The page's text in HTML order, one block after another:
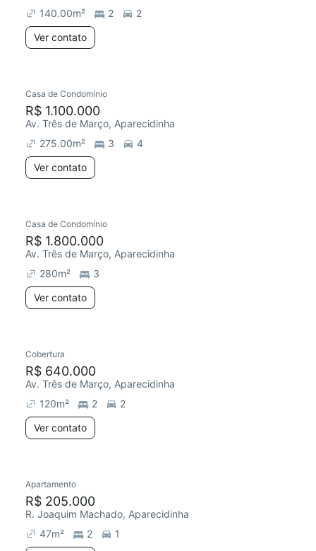
140.00m² 2
2
Ver contato
Casa de Condomínio
R$ 1.100.000
Av. Três de Março, Aparecidinha
275.00m² 3
4
Ver contato
Casa de Condomínio
R$ 1.800.000
Av. Três de Março, Aparecidinha
280m²
3
Ver contato
Cobertura
R$ 640.000
Av. Três de Março, Aparecidinha
120m² 2
2
Ver contato
Apartamento
R$ 205.000
R. Joaquim Machado, Aparecidinha
47m² 2 1